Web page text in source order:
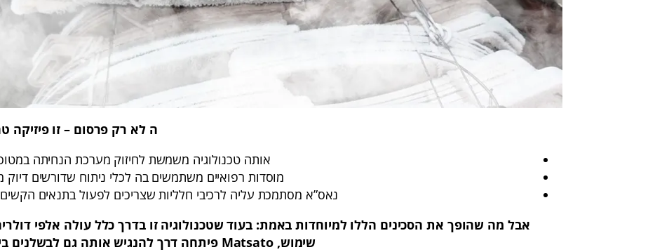
ה לא רק פרסום – זו פיזיקה
אותה טכנולוגיה משמשת לחיזוק מערכת הנחיתה
מוסדות רפואיים משתמשים בה לכלי ניתוח שדורשים דיוק
נאס”א מסתמכת עליה לרכיבי חלליות שצריכים לפעול בתנאים הקשים
אבל מה שהופך את הסכינים הללו למיוחדות באמת: בעוד שטכנולוגיה זו בדרך כלל עולה אלפי
שימוש, Matsato פיתחה דרך להנגיש אותה גם לבשלנים ביתיים.